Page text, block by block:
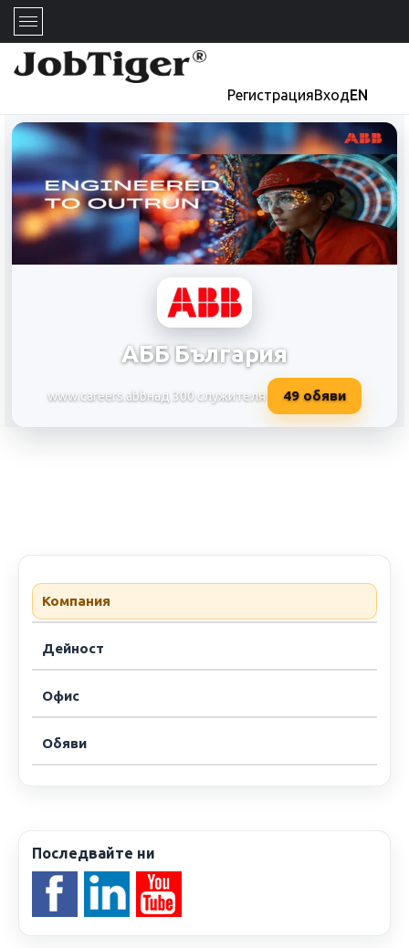
РегистрацияВходEN
АББ България
www.careers.abbнад 300 служителя 49 обяви
Компания
Дейност
Офис
Обяви
Последвайте ни